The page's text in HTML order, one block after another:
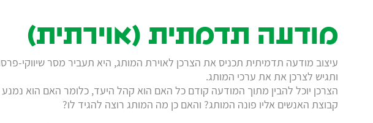
6495996
או
שהכי
טוב,
מודעה תדמתית (אוירתית)
עיצוב מודעה תדמיתית תכניס את הצרכן לאוירת המותג, היא תעביר מסר שיווקי-
ותגיש לצרכן את את ערכי המותג.
הצרכן יוכל להבין מתוך המודעה קודם כל האם הוא קהל היעד, כלומר האם הוא נמנע
קבוצת האנשים אליו פונה המותג? והאם כן מה המותג רוצה להגיד לו?